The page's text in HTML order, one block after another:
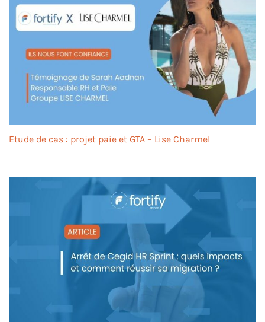
Etude de cas : projet paie et GTA – Lise Charmel